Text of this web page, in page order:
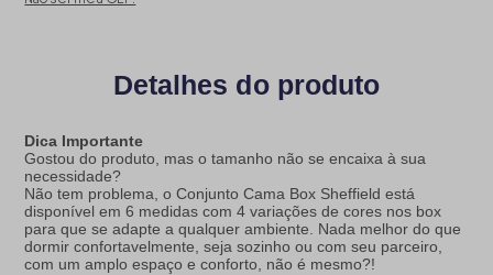
Detalhes do produto
Dica Importante
Gostou do produto, mas o tamanho não se encaixa à sua
necessidade?
Não tem problema, o Conjunto Cama Box Sheffield está
disponível em 6 medidas com 4 variações de cores nos box
para que se adapte a qualquer ambiente. Nada melhor do que
dormir confortavelmente, seja sozinho ou com seu parceiro,
com um amplo espaço e conforto, não é mesmo?!